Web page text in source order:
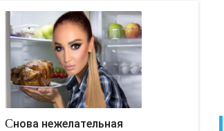
Снова нежелательная